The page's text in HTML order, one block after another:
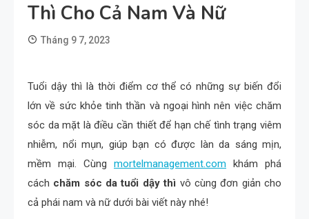
Thì Cho Cả Nam Và Nữ
Tháng 9 7, 2023
Tuổi dậy thì là thời điểm cơ thể có những sự biến đổi
lớn về sức khỏe tinh thần và ngoại hình nên việc chăm
sóc da mặt là điều cần thiết để hạn chế tình trạng viêm
nhiễm, nổi mụn, giúp bạn có được làn da sáng mịn,
mềm mại. Cùng mortelmanagement.com khám phá
cách chăm sóc da tuổi dậy thì vô cùng đơn giản cho
cả phái nam và nữ dưới bài viết này nhé!